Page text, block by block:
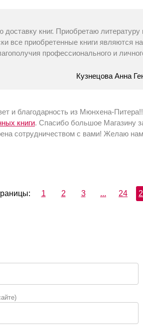
книг. Приобретаю литературу
все приобретенные книги являются
профессионального и
Кузнецова Анна
и благодарность из Мюнхена-
книги. Спасибо большое Магазину
сотрудничеством с вами! Желаю
1 2 3 ... 24